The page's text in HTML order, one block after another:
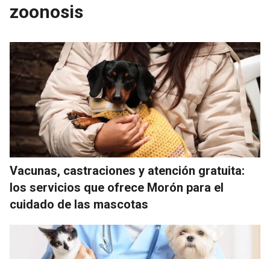
zoonosis
Vacunas, castraciones y atención gratuita:
los servicios que ofrece Morón para el
cuidado de las mascotas